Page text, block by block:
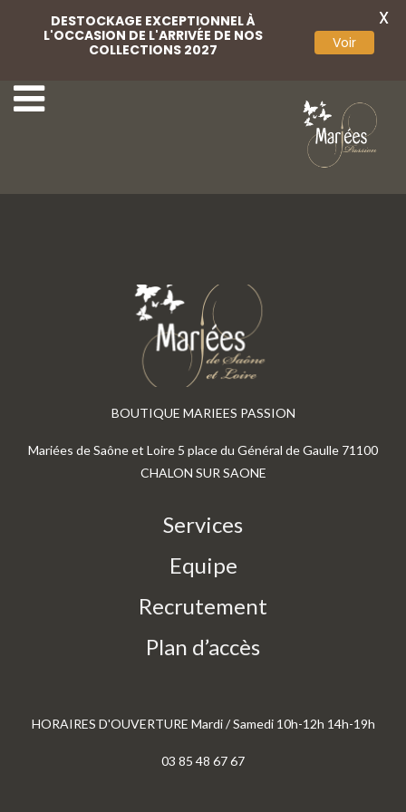
BOUTIQUE MARIEES PASSION
Mariées de Saône et Loire 5 place du Général de Gaulle 71100
CHALON SUR SAONE
Services
Equipe
Recrutement
Plan d’accès
HORAIRES D'OUVERTURE Mardi / Samedi 10h-12h 14h-19h
03 85 48 67 67
DESTOCKAGE EXCEPTIONNEL À
L'OCCASION DE L'ARRIVÉE DE NOS
COLLECTIONS 2027
Voir
X